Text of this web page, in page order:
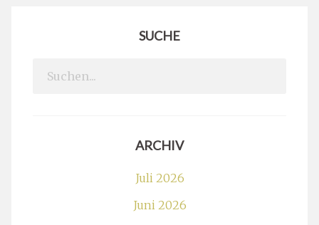
SUCHE
Search
ARCHIV
Juli 2026
Juni 2026